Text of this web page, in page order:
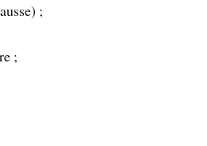
;
;